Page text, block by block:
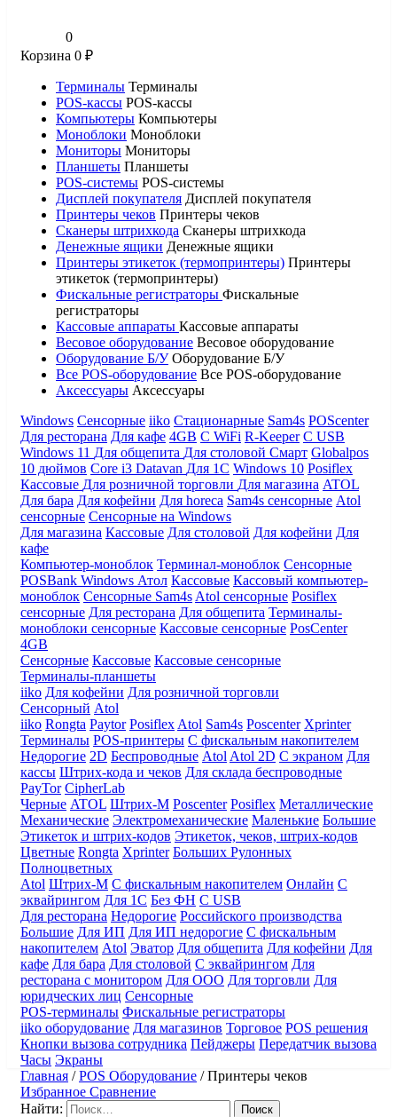
0
Корзина 0 ₽
Терминалы Терминалы
POS-кассы POS-кассы
Компьютеры Компьютеры
Моноблоки Моноблоки
Мониторы Мониторы
Планшеты Планшеты
POS-системы POS-системы
Дисплей покупателя Дисплей покупателя
Принтеры чеков Принтеры чеков
Сканеры штрихкода Сканеры штрихкода
Денежные ящики Денежные ящики
Принтеры этикеток (термопринтеры) Принтеры
этикеток (термопринтеры)
Фискальные регистраторы Фискальные
регистраторы
Кассовые аппараты Кассовые аппараты
Весовое оборудование Весовое оборудование
Оборудование Б/У Оборудование Б/У
Все POS-оборудование Все POS-оборудование
Аксессуары Аксессуары
Windows Сенсорные iiko Стационарные Sam4s POScenter
Для ресторана Для кафе 4GB С WiFi R-Keeper С USB
Windows 11 Для общепита Для столовой Смарт Globalpos
10 дюймов Core i3 Datavan Для 1С Windows 10 Posiflex
Кассовые Для розничной торговли Для магазина ATOL
Для бара Для кофейни Для horeca Sam4s сенсорные Atol
сенсорные Сенсорные на Windows
Для магазина Кассовые Для столовой Для кофейни Для
кафе
Компьютер-моноблок Терминал-моноблок Сенсорные
POSBank Windows Атол Кассовые Кассовый компьютер-
моноблок Сенсорные Sam4s Atol сенсорные Posiflex
сенсорные Для ресторана Для общепита Терминалы-
моноблоки сенсорные Кассовые сенсорные PosCenter
4GB
Сенсорные Кассовые Кассовые сенсорные
Терминалы-планшеты
iiko Для кофейни Для розничной торговли
Сенсорный Atol
iiko Rongta Paytor Posiflex Atol Sam4s Poscenter Xprinter
Терминалы POS-принтеры С фискальным накопителем
Недорогие 2D Беспроводные Atol Atol 2D С экраном Для
кассы Штрих-кода и чеков Для склада беспроводные
PayTor CipherLab
Черные ATOL Штрих-М Poscenter Posiflex Металлические
Механические Электромеханические Маленькие Большие
Этикеток и штрих-кодов Этикеток, чеков, штрих-кодов
Цветные Rongta Xprinter Больших Рулонных
Полноцветных
Atol Штрих-М С фискальным накопителем Онлайн С
эквайрингом Для 1С Без ФН С USB
Для ресторана Недорогие Российского производства
Большие Для ИП Для ИП недорогие С фискальным
накопителем Atol Эватор Для общепита Для кофейни Для
кафе Для бара Для столовой С эквайрингом Для
ресторана с монитором Для ООО Для торговли Для
юридческих лиц Сенсорные
POS-терминалы Фискальные регистраторы
iiko оборудование Для магазинов Торговое POS решения
Кнопки вызова сотрудника Пейджеры Передатчик вызова
Часы Экраны
Главная /POS Оборудование /Принтеры чеков
Избранное Сравнение
Найти: